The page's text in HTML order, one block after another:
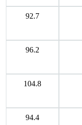
92.7
96.2
104.8
94.4